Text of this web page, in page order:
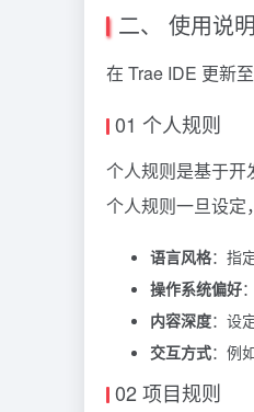
二、 使用说明
在 Trae IDE 更新
01 个人规则
个人规则是基于开
个人规则一旦设定
语言风格：指
操作系统偏好
内容深度：设
交互方式：例
02 项目规则